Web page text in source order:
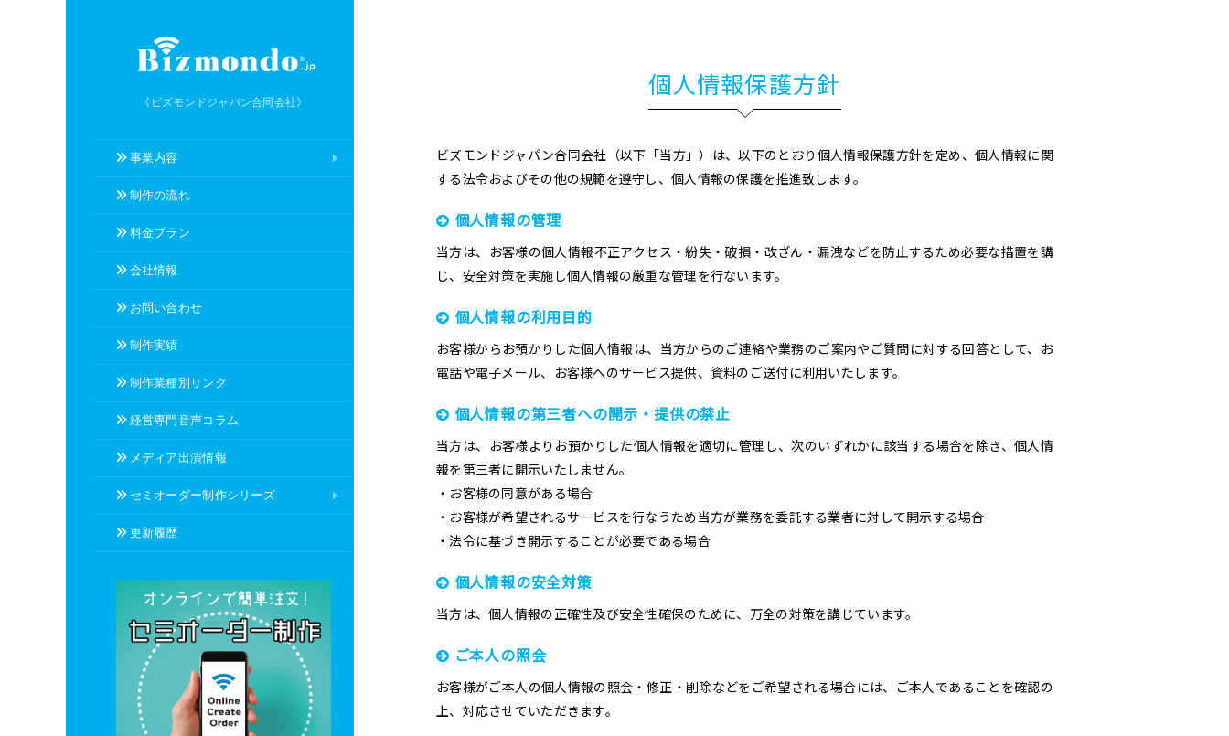
《ビズモンドジャパン合同会社》
事業内容
制作の流れ
料金プラン
会社情報
お問い合わせ
制作実績
制作業種別リンク
経営専門音声コラム
メディア出演情報
セミオーダー制作シリーズ
更新履歴
個人情報保護方針
ビズモンドジャパン合同会社（以下「当方」）は、以下のとおり個人情報保護方針を定め、個人情報に関
する法令およびその他の規範を遵守し、個人情報の保護を推進致します。
個人情報の管理
当方は、お客様の個人情報不正アクセス・紛失・破損・改ざん・漏洩などを防止するため必要な措置を講
じ、安全対策を実施し個人情報の厳重な管理を行ないます。
個人情報の利用目的
お客様からお預かりした個人情報は、当方からのご連絡や業務のご案内やご質問に対する回答として、お
電話や電子メール、お客様へのサービス提供、資料のご送付に利用いたします。
個人情報の第三者への開示・提供の禁止
当方は、お客様よりお預かりした個人情報を適切に管理し、次のいずれかに該当する場合を除き、個人情
報を第三者に開示いたしません。
・お客様の同意がある場合
・お客様が希望されるサービスを行なうため当方が業務を委託する業者に対して開示する場合
・法令に基づき開示することが必要である場合
個人情報の安全対策
当方は、個人情報の正確性及び安全性確保のために、万全の対策を講じています。
ご本人の照会
お客様がご本人の個人情報の照会・修正・削除などをご希望される場合には、ご本人であることを確認の
上、対応させていただきます。